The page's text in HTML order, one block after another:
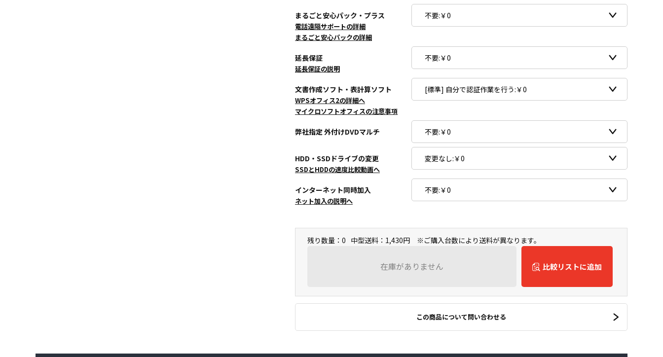
まるごと安心パック・プラス
電話遠隔サポートの詳細
まるごと安心パックの詳細
延長保証
延長保証の説明
文書作成ソフト・表計算ソフト
WPSオフィス2の詳細へ
マイクロソフトオフィスの注意事項
弊社指定 外付けDVDマルチ
HDD・SSDドライブの変更
SSDとHDDの速度比較動画へ
インターネット同時加入
ネット加入の説明へ
残り数量：0 中型送料：1,430円 ※ご購入台数により送料が異なります。
在庫がありません 比較リストに追加
この商品について問い合わせる